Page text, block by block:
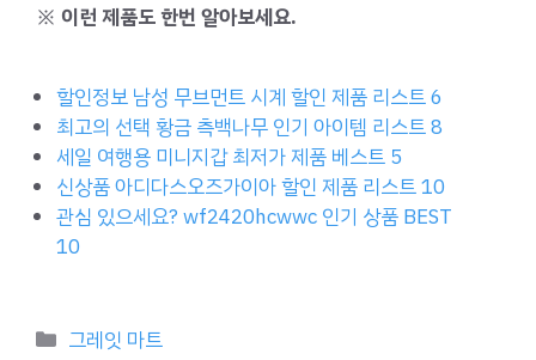
※ 이런 제품도 한번 알아보세요.
할인정보 남성 무브먼트 시계 할인 제품 리스트 6
최고의 선택 황금 측백나무 인기 아이템 리스트 8
세일 여행용 미니지갑 최저가 제품 베스트 5
신상품 아디다스오즈가이아 할인 제품 리스트 10
관심 있으세요? wf2420hcwwc 인기 상품 BEST
10
Categories
그레잇 마트